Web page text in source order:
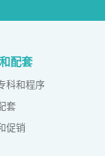
配套
科和程序
套
促销